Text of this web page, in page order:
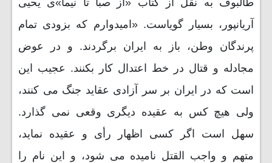
طالبوف به نقل از کتاب «از صبا تا نیما»ی یحیی
آریانپور، بسیار گویاست. «امیدوارم که بزودی تمام
پرندگان وطن، باز به ایران برگردند. و در عوض
مجادله و قتال در خط اعتدال کار بکنند. عجیب این
است که در ایران بر سر آزادی عقاید جنگ می کنند،
ولی هیچ کس به عقیده دیگری وقعی نمی گذارد.
سهل است اگر کسی اظهار رأی و عقیده نماید،
متهم و واجب القتل نامیده می شود، و این نام را